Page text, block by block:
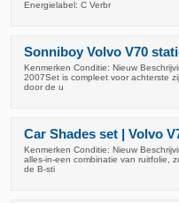
Energielabel: C Verbr
Sonniboy Volvo V70
Kenmerken Conditie: Nieuw
2007Set is compleet voor achterste
door de u
Car Shades set | Volvo
Kenmerken Conditie: Nieuw
alles-in-een combinatie van ruitfolie,
de B-sti